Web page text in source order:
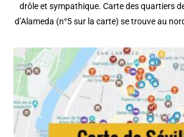
drôle et sympathique. Carte des quartiers
d’Alameda (n°5 sur la carte) se trouve au